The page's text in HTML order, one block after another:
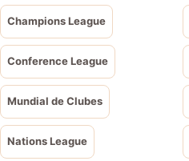
Champions League
Conference League
Mundial de Clubes
Nations League